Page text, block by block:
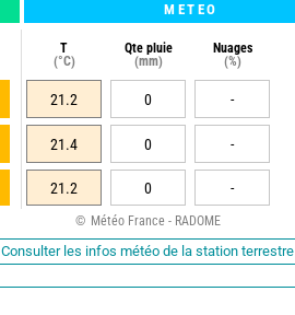
METEO
T
(°C)
Qte pluie
(mm)
Nuages
(%)
21.2 0 -
21.4 0 -
21.2 0 -
Météo France - RADOME
Consulter les infos météo de la station terrestre